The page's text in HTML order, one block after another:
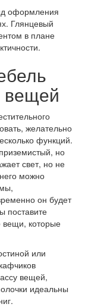
оформления
Глянцевый
в плане
вещей
желательно
функций.
но
свет, но не
можно
он будет
поставите
вещи, которые
или
вещей,
идеальны